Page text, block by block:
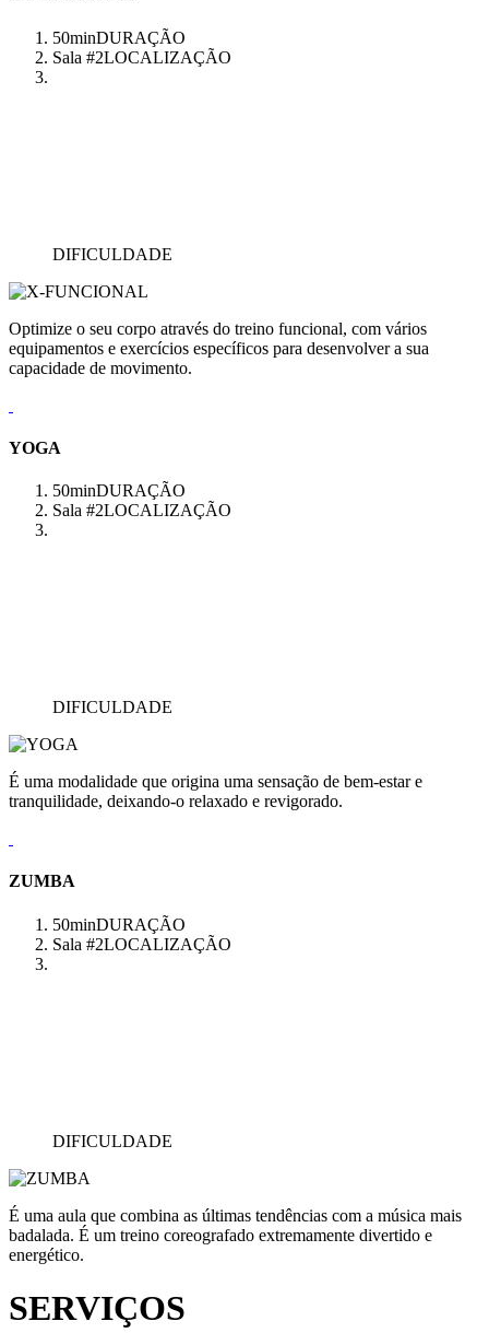
50minDURAÇÃO
Sala #2LOCALIZAÇÃO
DIFICULDADE
Optimize o seu corpo através do treino funcional, com vários
equipamentos e exercícios específicos para desenvolver a sua
capacidade de movimento.
YOGA
50minDURAÇÃO
Sala #2LOCALIZAÇÃO
DIFICULDADE
É uma modalidade que origina uma sensação de bem-estar e
tranquilidade, deixando-o relaxado e revigorado.
ZUMBA
50minDURAÇÃO
Sala #2LOCALIZAÇÃO
DIFICULDADE
É uma aula que combina as últimas tendências com a música mais
badalada. É um treino coreografado extremamente divertido e
energético.
SERVIÇOS